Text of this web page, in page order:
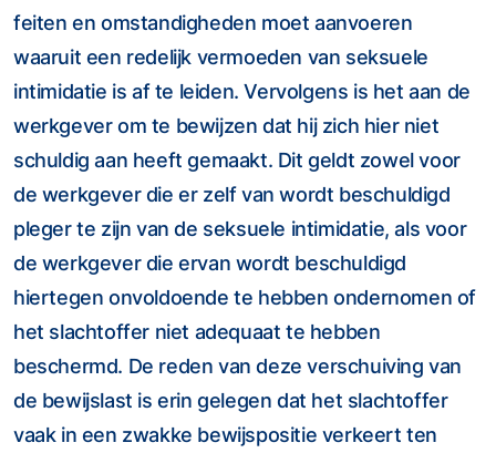
feiten en omstandigheden moet aanvoeren
waaruit een redelijk vermoeden van seksuele
intimidatie is af te leiden. Vervolgens is het aan de
werkgever om te bewijzen dat hij zich hier niet
schuldig aan heeft gemaakt. Dit geldt zowel voor
de werkgever die er zelf van wordt beschuldigd
pleger te zijn van de seksuele intimidatie, als voor
de werkgever die ervan wordt beschuldigd
hiertegen onvoldoende te hebben ondernomen of
het slachtoffer niet adequaat te hebben
beschermd. De reden van deze verschuiving van
de bewijslast is erin gelegen dat het slachtoffer
vaak in een zwakke bewijspositie verkeert ten